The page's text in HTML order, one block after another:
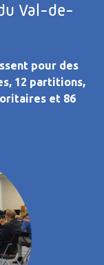
Val-de-
pour des
12 partitions,
et 86